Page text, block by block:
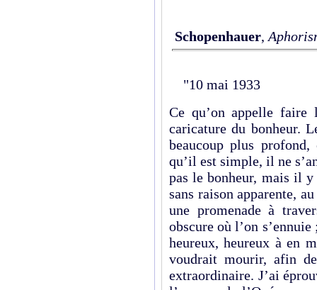
Schopenhauer,
"10 mai 1933
Ce qu’on appelle faire
caricature du bonheur.
beaucoup plus
qu’il est simple, il ne
pas le bonheur, mais il
sans raison apparente,
une promenade à
obscure où l’on
heureux, heureux à en
voudrait mourir, afin
extraordinaire. J’ai